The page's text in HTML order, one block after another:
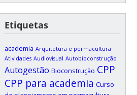
Etiquetas
academia Arquitetura e permacultura
Atividades Audiovisual Autobioconstrução
Autogestão Bioconstrução CPP
CPP para academia Curso